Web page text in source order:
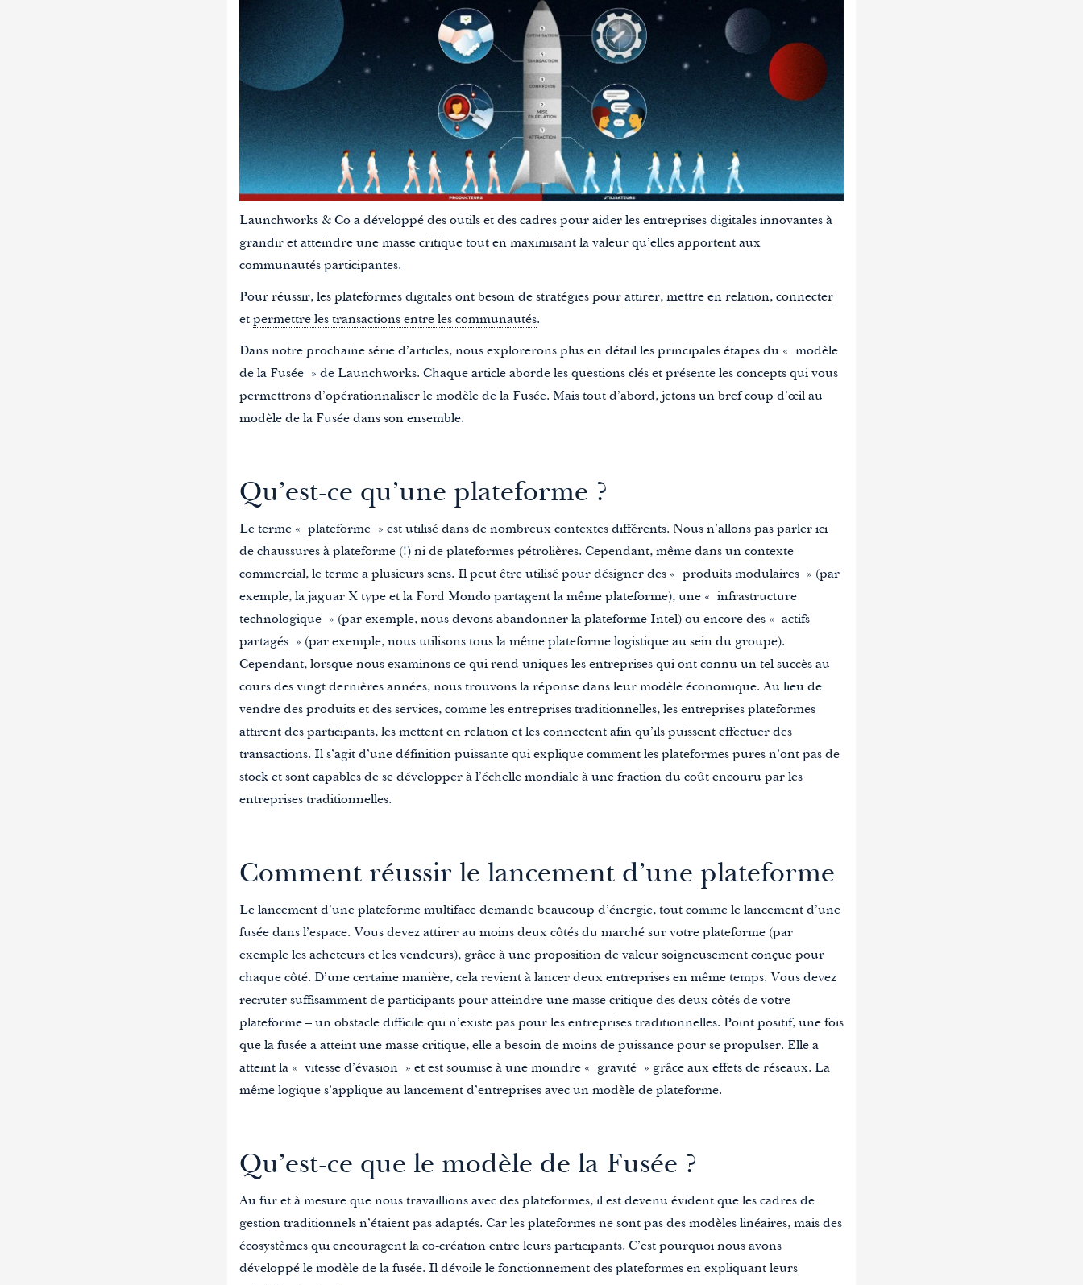
Launchworks & Co a développé des outils et des cadres pour aider les entreprises digitales innovantes à
grandir et atteindre une masse critique tout en maximisant la valeur qu’elles apportent aux
communautés participantes.
Pour réussir, les plateformes digitales ont besoin de stratégies pour attirer, mettre en relation, connecter
et permettre les transactions entre les communautés.
Dans notre prochaine série d’articles, nous explorerons plus en détail les principales étapes du « modèle
de la Fusée » de Launchworks. Chaque article aborde les questions clés et présente les concepts qui vous
permettrons d’opérationnaliser le modèle de la Fusée. Mais tout d’abord, jetons un bref coup d’œil au
modèle de la Fusée dans son ensemble.
Qu’est-ce qu’une plateforme ?
Le terme « plateforme » est utilisé dans de nombreux contextes différents. Nous n’allons pas parler ici
de chaussures à plateforme (!) ni de plateformes pétrolières. Cependant, même dans un contexte
commercial, le terme a plusieurs sens. Il peut être utilisé pour désigner des « produits modulaires » (par
exemple, la jaguar X type et la Ford Mondo partagent la même plateforme), une « infrastructure
technologique » (par exemple, nous devons abandonner la plateforme Intel) ou encore des « actifs
partagés » (par exemple, nous utilisons tous la même plateforme logistique au sein du groupe).
Cependant, lorsque nous examinons ce qui rend uniques les entreprises qui ont connu un tel succès au
cours des vingt dernières années, nous trouvons la réponse dans leur modèle économique. Au lieu de
vendre des produits et des services, comme les entreprises traditionnelles, les entreprises plateformes
attirent des participants, les mettent en relation et les connectent afin qu’ils puissent effectuer des
transactions. Il s’agit d’une définition puissante qui explique comment les plateformes pures n’ont pas de
stock et sont capables de se développer à l’échelle mondiale à une fraction du coût encouru par les
entreprises traditionnelles.
Comment réussir le lancement d’une plateforme
Le lancement d’une plateforme multiface demande beaucoup d’énergie, tout comme le lancement d’une
fusée dans l’espace. Vous devez attirer au moins deux côtés du marché sur votre plateforme (par
exemple les acheteurs et les vendeurs), grâce à une proposition de valeur soigneusement conçue pour
chaque côté. D’une certaine manière, cela revient à lancer deux entreprises en même temps. Vous devez
recruter suffisamment de participants pour atteindre une masse critique des deux côtés de votre
plateforme – un obstacle difficile qui n’existe pas pour les entreprises traditionnelles. Point positif, une fois
que la fusée a atteint une masse critique, elle a besoin de moins de puissance pour se propulser. Elle a
atteint la « vitesse d’évasion » et est soumise à une moindre « gravité » grâce aux effets de réseaux. La
même logique s’applique au lancement d’entreprises avec un modèle de plateforme.
Qu’est-ce que le modèle de la Fusée ?
Au fur et à mesure que nous travaillions avec des plateformes, il est devenu évident que les cadres de
gestion traditionnels n’étaient pas adaptés. Car les plateformes ne sont pas des modèles linéaires, mais des
écosystèmes qui encouragent la co-création entre leurs participants. C’est pourquoi nous avons
développé le modèle de la fusée. Il dévoile le fonctionnement des plateformes en expliquant leurs